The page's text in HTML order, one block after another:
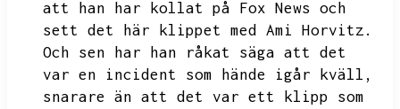
att han har kollat på Fox News och
sett det här klippet med Ami Horvitz.
Och sen har han råkat säga att det
var en incident som hände igår kväll,
snarare än att det var ett klipp som